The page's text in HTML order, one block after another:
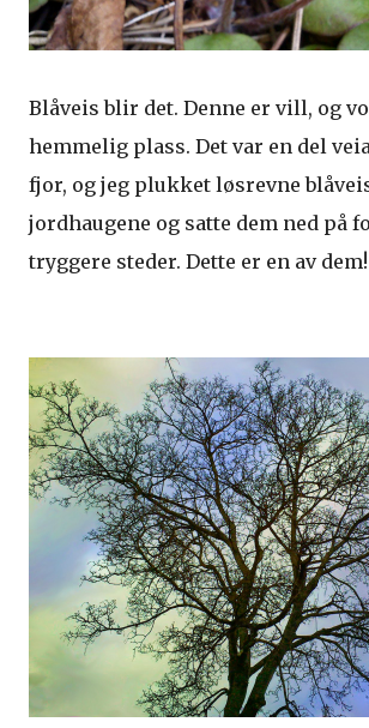
Blåveis blir det. Denne er vill, og
hemmelig plass. Det var en del
fjor, og jeg plukket løsrevne
jordhaugene og satte dem ned på
tryggere steder. Dette er en av dem!